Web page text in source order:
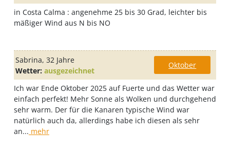
in Costa Calma : angenehme 25 bis 30 Grad, leichter bis
mäßiger Wind aus N bis NO
Sabrina, 32 Jahre
Oktober
Wetter: ausgezeichnet
Ich war Ende Oktober 2025 auf Fuerte und das Wetter war
einfach perfekt! Mehr Sonne als Wolken und durchgehend
sehr warm. Der für die Kanaren typische Wind war
natürlich auch da, allerdings habe ich diesen als sehr
an... mehr